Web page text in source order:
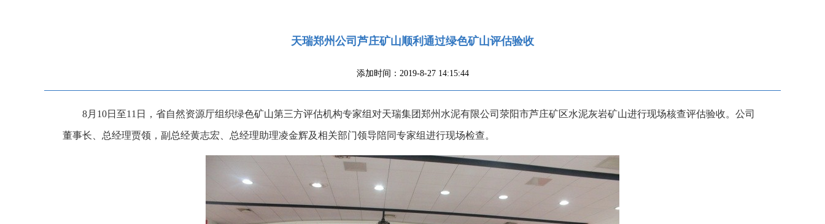
天瑞郑州公司芦庄矿山顺利通过绿色矿山评估验收
添加时间：2019-8-27 14:15:44
8月10日至11日，省自然资源厅组织绿色矿山第三方评估机构专家组对天瑞集团郑州水泥有限公司荥阳市芦庄矿区水泥灰岩矿山进行现场核查评估验收。公司
董事长、总经理贾领，副总经黄志宏、总经理助理凌金辉及相关部门领导陪同专家组进行现场检查。